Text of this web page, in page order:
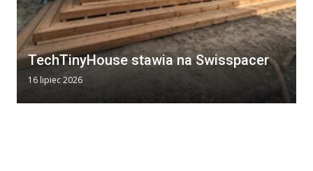
TechTinyHouse stawia na Swisspacer
16 lipiec 2026